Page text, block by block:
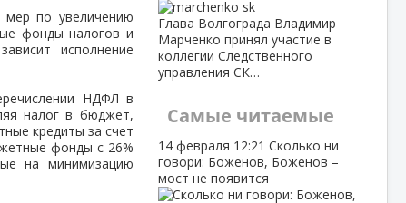
мер по увеличению
фонды налогов и
исполнение
НДФЛ в
налог в бюджет,
кредиты за счет
фонды с 26%
на минимизацию
Глава Волгограда Владимир
Марченко принял участие в
коллегии Следственного
управления СК…
Самые читаемые
14 февраля 12:21 Сколько ни
говори: Боженов, Боженов –
мост не появится